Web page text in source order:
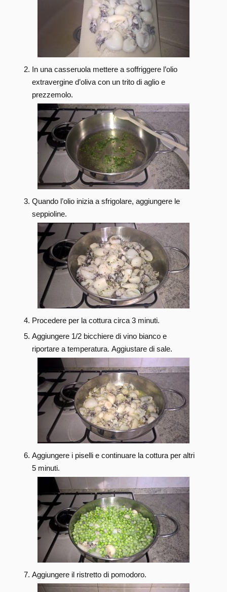
In una casseruola mettere a soffriggere l’olio
extravergine d’oliva con un trito di aglio e
prezzemolo.
Quando l’olio inizia a sfrigolare, aggiungere le
seppioline.
Procedere per la cottura circa 3 minuti.
Aggiungere 1/2 bicchiere di vino bianco e
riportare a temperatura. Aggiustare di sale.
Aggiungere i piselli e continuare la cottura per altri
5 minuti.
Aggiungere il ristretto di pomodoro.